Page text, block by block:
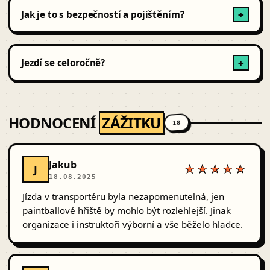
poplatek). Spolujezdec v autě jen tam, kde to umožňuje
poskytovatel a pojistka.
Jak je to s bezpečností a pojištěním? +
Všechna vozidla jsou havarijně pojištěná na okruhový
provoz. Ty máš spoluúčast 0–10 %, podle poskytovatele.
Briefing je povinný.
Jezdí se celoročně? +
Supersporty a okruh březen – říjen. Offroad a
tankodrom běží i v zimě.
HODNOCENÍ ZÁŽITKU 18
J Jakub
18.08.2025
★★★★★
Jízda v transportéru byla nezapomenutelná, jen
paintballové hřiště by mohlo být rozlehlejší. Jinak
organizace i instruktoři výborní a vše běželo hladce.